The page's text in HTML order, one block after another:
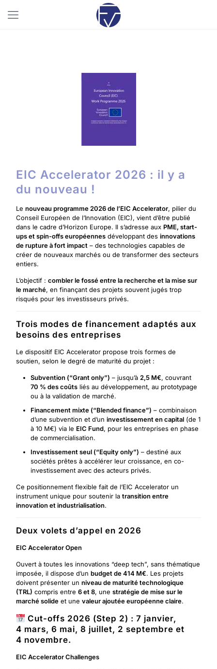
EIC Accelerator 2026 : il y a
du nouveau !
Le nouveau programme 2026 de l’EIC Accelerator, pilier du
Conseil Européen de l’Innovation (EIC), vient d’être publié
dans le cadre d’Horizon Europe. Il s’adresse aux PME, start-
ups et spin-offs européennes développant des innovations
de rupture à fort impact – des technologies capables de
créer de nouveaux marchés ou de transformer des secteurs
entiers.
L’objectif : combler le fossé entre la recherche et la mise sur
le marché, en finançant des projets souvent jugés trop
risqués pour les investisseurs privés.
Trois modes de financement adaptés aux
besoins des entreprises
Le dispositif EIC Accelerator propose trois formes de
soutien, selon le degré de maturité du projet :
Subvention (“Grant only”) – jusqu’à 2,5 M€, couvrant
70 % des coûts liés au développement, au prototypage
ou à la validation de marché.
Financement mixte (“Blended finance”) – combinaison
d’une subvention et d’un investissement en capital (de 1
à 10 M€) via le EIC Fund, pour les entreprises en phase
de commercialisation.
Investissement seul (“Equity only”) – destiné aux
sociétés prêtes à accélérer leur croissance, en co-
investissement avec des acteurs privés.
Ce positionnement flexible fait de l’EIC Accelerator un
instrument unique pour soutenir la transition entre
innovation et industrialisation.
Deux volets d’appel en 2026
EIC Accelerator Open
Ouvert à toutes les innovations “deep tech”, sans thématique
imposée, il dispose d’un budget de 414 M€. Les projets
doivent présenter un niveau de maturité technologique
(TRL) compris entre 6 et 8, une stratégie de mise sur le
marché solide et une valeur ajoutée européenne claire.
Cut-offs 2026 (Step 2) :7 janvier,
4 mars, 6 mai, 8 juillet, 2 septembre et
4 novembre.
EIC Accelerator Challenges